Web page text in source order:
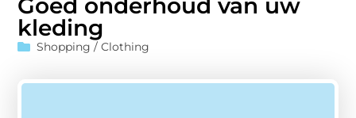
Goed onderhoud van uw
kleding
Shopping / Clothing